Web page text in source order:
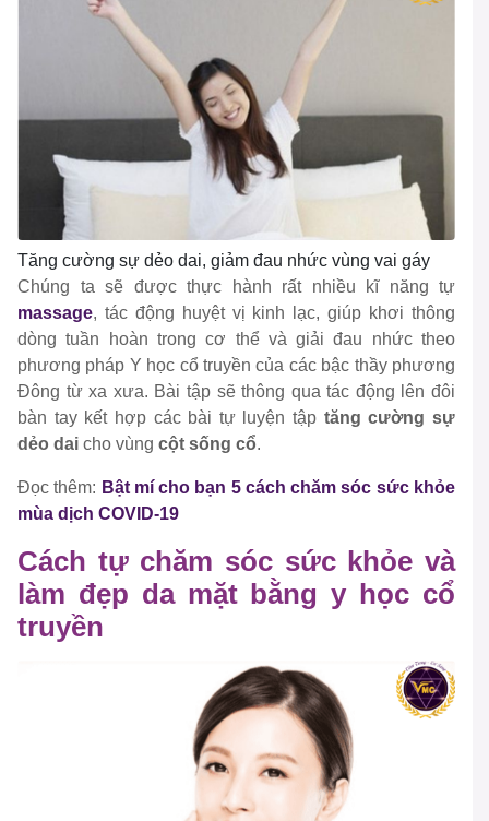
Tăng cường sự dẻo dai, giảm đau nhức vùng vai gáy
Chúng ta sẽ được thực hành rất nhiều kĩ năng tự
massage, tác động huyệt vị kinh lạc, giúp khơi thông
dòng tuần hoàn trong cơ thể và giải đau nhức theo
phương pháp Y học cổ truyền của các bậc thầy phương
Đông từ xa xưa. Bài tập sẽ thông qua tác động lên đôi
bàn tay kết hợp các bài tự luyện tập tăng cường sự
dẻo dai cho vùng cột sống cổ.
Đọc thêm: Bật mí cho bạn 5 cách chăm sóc sức khỏe
mùa dịch COVID-19
Cách tự chăm sóc sức khỏe và
làm đẹp da mặt bằng y học cổ
truyền